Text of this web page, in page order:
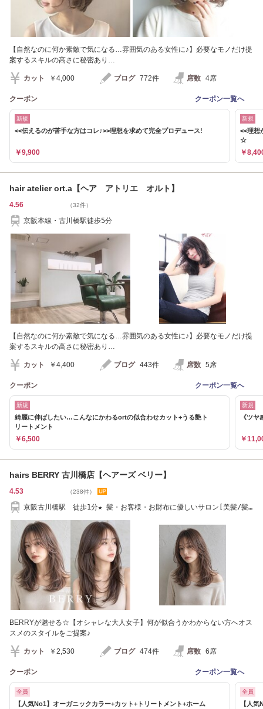
【自然なのに何か素敵で気になる…雰囲気のある女性に♪】必要なモノだけ提
案するスキルの高さに秘密あり…
カット ￥4,000 ブログ 772件 席数 4席
クーポン クーポン一覧へ
新規
<<伝えるのが苦手な方はコレ♪>>理想を求めて完全プロデュース!
￥9,900
新規
<<理想
☆
￥
hair atelier ort.a【ヘア アトリエ オルト】
4.56 （32件）
京阪本線・古川橋駅徒歩5分
【自然なのに何か素敵で気になる…雰囲気のある女性に♪】必要なモノだけ提
案するスキルの高さに秘密あり…
カット ￥4,400 ブログ 443件 席数 5席
クーポン クーポン一覧へ
新規
綺麗に伸ばしたい…こんなにかわるortの似合わせカット+うる艶ト
リートメント
￥6,500
新規
《ツ
￥
hairs BERRY 古川橋店【ヘアーズ ベリー】
4.53 （238件）
京阪古川橋駅 徒歩1分★ 髪・お客様・お財布に優しいサロン[美髪/髪
BERRYが魅せる☆【オシャレな大人女子】何が似合うかわからない方へオス
スメのスタイルをご提案♪
カット ￥2,530 ブログ 474件 席数 6席
クーポン クーポン一覧へ
全員
【人気No1】オーガニックカラー+カット+トリートメント+ホーム
全員
【人